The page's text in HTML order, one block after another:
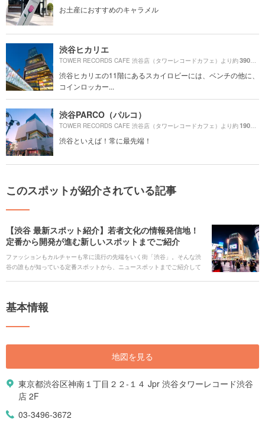
お土産におすすめのキャラメル
渋谷ヒカリエ
TOWER RECORDS CAFE 渋谷店（タワーレコードカフェ）より約390m
渋谷ヒカリエの11階にあるスカイロビーには、ベンチの他に、
コインロッカー...
渋谷PARCO（パルコ）
TOWER RECORDS CAFE 渋谷店（タワーレコードカフェ）より約190m
渋谷といえば！常に最先端！
このスポットが紹介されている記事
【渋谷 最新スポット紹介】若者文化の情報発信地！
定番から開発が進む新しいスポットまでご紹介
ファッションもカルチャーも常に流行の先端をいく街「渋谷」。そんな渋
谷の誰もが知っている定番スポットから、ニュースポットまでご紹介して
基本情報
地図を見る
東京都渋谷区神南１丁目２２-１４ Jpr 渋谷タワーレコード渋谷
店 2F
03-3496-3672